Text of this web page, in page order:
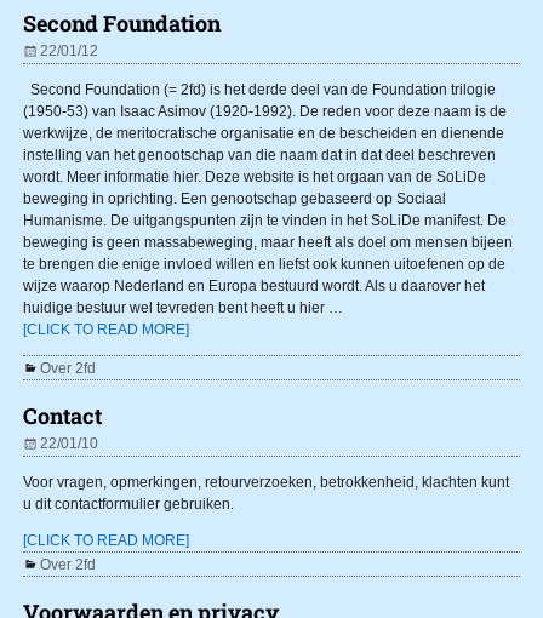
Second Foundation
22/01/12
Second Foundation (= 2fd) is het derde deel van de Foundation trilogie
(1950-53) van Isaac Asimov (1920-1992). De reden voor deze naam is de
werkwijze, de meritocratische organisatie en de bescheiden en dienende
instelling van het genootschap van die naam dat in dat deel beschreven
wordt. Meer informatie hier. Deze website is het orgaan van de SoLiDe
beweging in oprichting. Een genootschap gebaseerd op Sociaal
Humanisme. De uitgangspunten zijn te vinden in het SoLiDe manifest. De
beweging is geen massabeweging, maar heeft als doel om mensen bijeen
te brengen die enige invloed willen en liefst ook kunnen uitoefenen op de
wijze waarop Nederland en Europa bestuurd wordt. Als u daarover het
huidige bestuur wel tevreden bent heeft u hier …
[CLICK TO READ MORE]
Over 2fd
Contact
22/01/10
Voor vragen, opmerkingen, retourverzoeken, betrokkenheid, klachten kunt
u dit contactformulier gebruiken.
[CLICK TO READ MORE]
Over 2fd
Voorwaarden en privacy